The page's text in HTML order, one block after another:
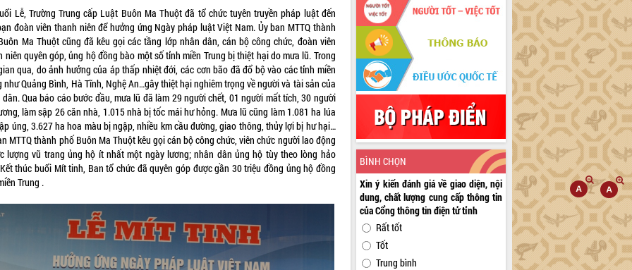
Lễ, Trường Trung cấp Luật Buôn Ma Thuột đã tổ chức tuyên truyền pháp luật đến
đoàn viên thanh niên để hưởng ứng Ngày pháp luật Việt Nam. Ủy ban MTTQ thành
Ma Thuột cũng đã kêu gọi các tầng lớp nhân dân, cán bộ công chức, đoàn viên
niên quyên góp, ủng hộ đồng bào một số tỉnh miền Trung bị thiệt hại do mưa lũ. Trong
qua, do ảnh hưởng của áp thấp nhiệt đới, các cơn bão đã đổ bộ vào các tỉnh miền
như Quảng Bình, Hà Tĩnh, Nghệ An…gây thiệt hại nghiêm trọng về người và tài sản của
Qua báo cáo bước đầu, mưa lũ đã làm 29 người chết, 01 người mất tích, 30 người
làm sập 26 căn nhà, 1.015 nhà bị tốc mái hư hỏng. Mưa lũ cũng làm 1.081 ha lúa
úng, 3.627 ha hoa màu bị ngập, nhiều km cầu đường, giao thông, thủy lợi bị hư hại…
MTTQ thành phố Buôn Ma Thuột kêu gọi cán bộ công chức, viên chức người lao động
lượng vũ trang ủng hộ ít nhất một ngày lương; nhân dân ủng hộ tùy theo lòng hảo
thúc buổi Mít tinh, Ban tổ chức đã quyên góp được gần 30 triệu đồng ủng hộ đồng
Trung .
BÌNH CHỌN
Xin ý kiến đánh giá về giao diện, nội
dung, chất lượng cung cấp thông tin
của Cổng thông tin điện tử tỉnh
Rất tốt
Tốt
Trung bình